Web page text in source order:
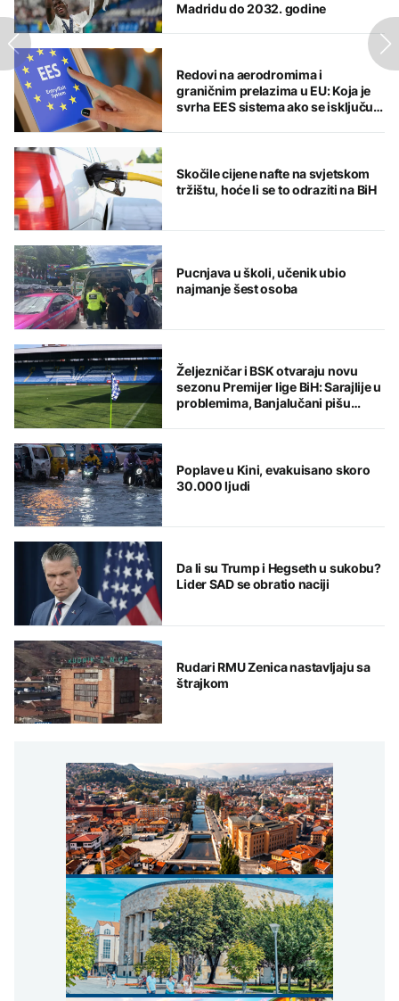
Madridu do 2032. godine
Redovi na aerodromima i
graničnim prelazima u EU: Koja je
svrha EES sistema ako se isključuje
Skočile cijene nafte na svjetskom
tržištu, hoće li se to odraziti na BiH
Pucnjava u školi, učenik ubio
najmanje šest osoba
Željezničar i BSK otvaraju novu
sezonu Premijer lige BiH: Sarajlije u
problemima, Banjalučani pišu
Poplave u Kini, evakuisano skoro
30.000 ljudi
Da li su Trump i Hegseth u sukobu?
Lider SAD se obratio naciji
Rudari RMU Zenica nastavljaju sa
štrajkom